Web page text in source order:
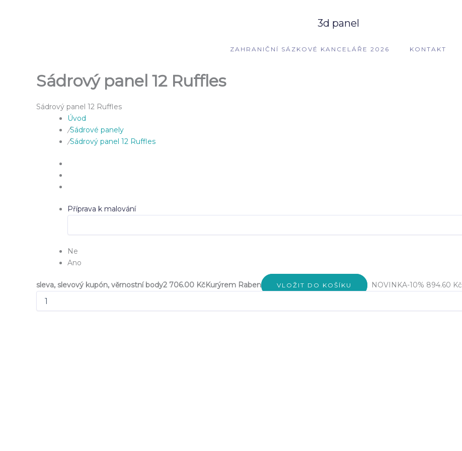
3d panel
ZAHRANIČNÍ SÁZKOVÉ KANCELÁŘE 2026 KONTAKT
Sádrový panel 12 Ruffles
Sádrový panel 12 Ruffles
Úvod
/Sádrové panely
/Sádrový panel 12 Ruffles
Příprava k malování
Ne
Ano
sleva, slevový kupón, věrnostní body2 706.00 KčKurýrem Raben VLOŽIT DO KOŠÍKU NOVINKA-10% 894.60 Kč